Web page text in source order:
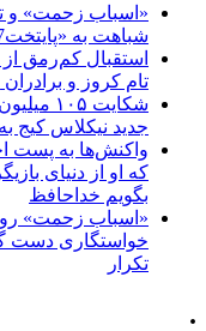
«اسباب زحمت» و
شباهت به «پایتخت7» و چرخش بر مدار تکرار
تام کروز و برادران
شکایت
جدید نیکلاس
واکنش‌ها به پست
که او از دنیای
بگویم خداحافظ
«اسباب زحمت»
تکرار
.